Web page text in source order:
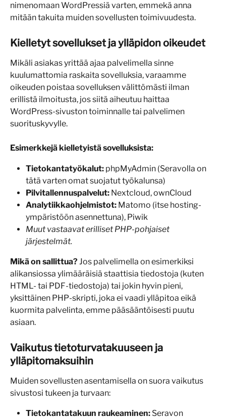
nimenomaan WordPressiä varten, emmekä anna
mitään takuita muiden sovellusten toimivuudesta.
Kielletyt sovellukset ja ylläpidon oikeudet
Mikäli asiakas yrittää ajaa palvelimella sinne
kuulumattomia raskaita sovelluksia, varaamme
oikeuden poistaa sovelluksen välittömästi ilman
erillistä ilmoitusta, jos siitä aiheutuu haittaa
WordPress-sivuston toiminnalle tai palvelimen
suorituskyvylle.
Esimerkkejä kielletyistä sovelluksista:
Tietokantatyökalut: phpMyAdmin (Seravolla on
tätä varten omat suojatut työkalunsa)
Pilvitallennuspalvelut: Nextcloud, ownCloud
Analytiikkaohjelmistot: Matomo (itse hosting-
ympäristöön asennettuna), Piwik
Muut vastaavat erilliset PHP-pohjaiset
järjestelmät.
Mikä on sallittua? Jos palvelimella on esimerkiksi
alikansiossa ylimääräisiä staattisia tiedostoja (kuten
HTML- tai PDF-tiedostoja) tai jokin hyvin pieni,
yksittäinen PHP-skripti, joka ei vaadi ylläpitoa eikä
kuormita palvelinta, emme pääsääntöisesti puutu
asiaan.
Vaikutus tietoturvatakuuseen ja
ylläpitomaksuihin
Muiden sovellusten asentamisella on suora vaikutus
sivustosi tukeen ja turvaan:
Tietokantatakuun raukeaminen: Seravon